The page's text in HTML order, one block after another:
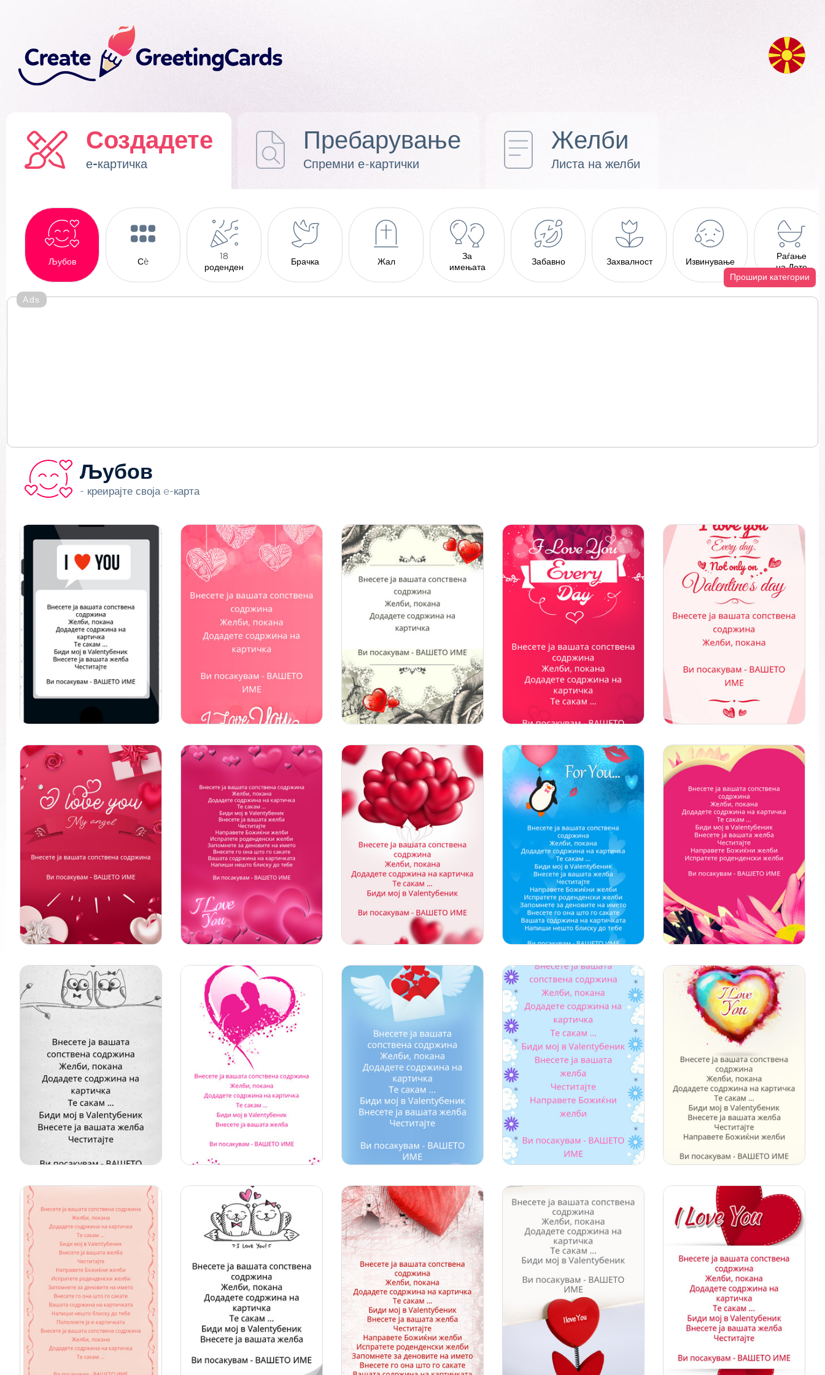
Создадете
е-картичка
Пребарување
Спремни е-картички
Желби
Листа на желби
Љубов Сè
18
роденден
Брачка Жал
За
имењата
Забавно Захвалност Извинување
Раѓање
на Дете
Прошири категории
Ads
Љубов
- креирајте своја e-карта